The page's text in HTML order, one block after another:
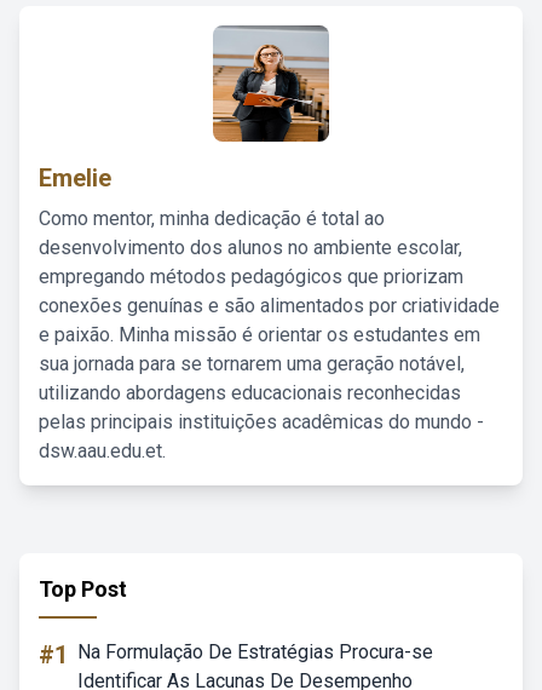
Emelie
Como mentor, minha dedicação é total ao
desenvolvimento dos alunos no ambiente escolar,
empregando métodos pedagógicos que priorizam
conexões genuínas e são alimentados por criatividade
e paixão. Minha missão é orientar os estudantes em
sua jornada para se tornarem uma geração notável,
utilizando abordagens educacionais reconhecidas
pelas principais instituições acadêmicas do mundo -
dsw.aau.edu.et.
Top Post
#1
Na Formulação De Estratégias Procura-se
Identificar As Lacunas De Desempenho